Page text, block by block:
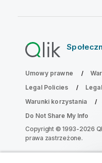
Umowy prawne
Legal Policies
Warunki korzystania
Do Not Share My Info
Copyright © 1993-2026
prawa zastrzeżone.